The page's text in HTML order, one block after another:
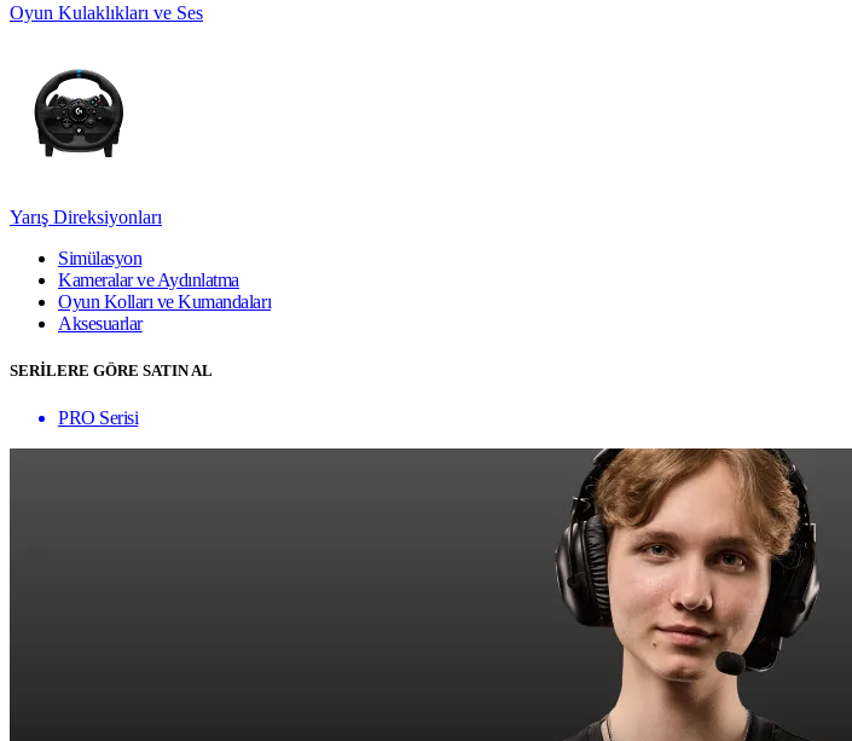
Oyun Kulaklıkları ve Ses
Yarış Direksiyonları
Simülasyon
Kameralar ve Aydınlatma
Oyun Kolları ve Kumandaları
Aksesuarlar
SERİLERE GÖRE SATIN AL
PRO Serisi